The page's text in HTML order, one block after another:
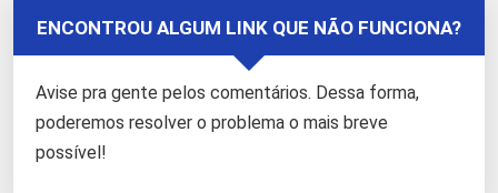
ENCONTROU ALGUM LINK QUE NÃO FUNCIONA?
Avise pra gente pelos comentários. Dessa forma,
poderemos resolver o problema o mais breve
possível!